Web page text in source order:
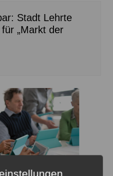
Stadt Lehrte
„Markt der